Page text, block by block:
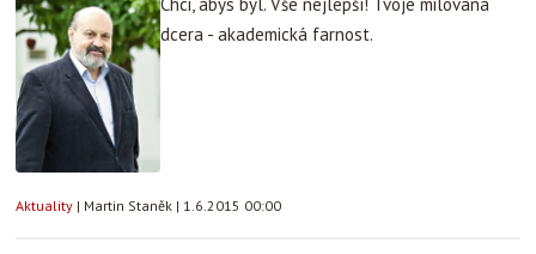
dcera - akademická farnost.
Aktuality | Martin Staněk | 1.6.2015 00:00